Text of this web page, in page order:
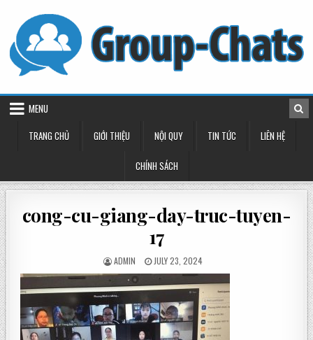
content
MENU
TRANG CHỦ
GIỚI THIỆU NỘI QUY TIN TỨC LIÊN HỆ
CHÍNH SÁCH
cong-cu-giang-day-truc-tuyen-
17
POSTED
BY
ADMIN
POSTED
ON
JULY 23, 2024